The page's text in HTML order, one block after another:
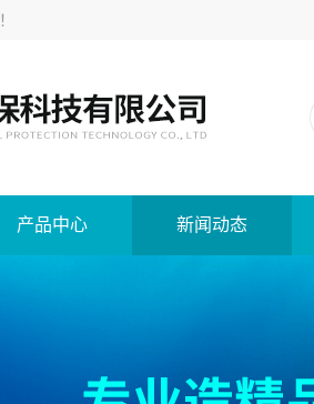
！
产品中心 新闻动态